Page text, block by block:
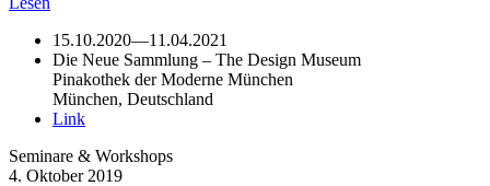
15.10.2020—11.04.2021
Die Neue Sammlung – The Design Museum
Pinakothek der Moderne München
München, Deutschland
Link
Seminare & Workshops
4. Oktober 2019